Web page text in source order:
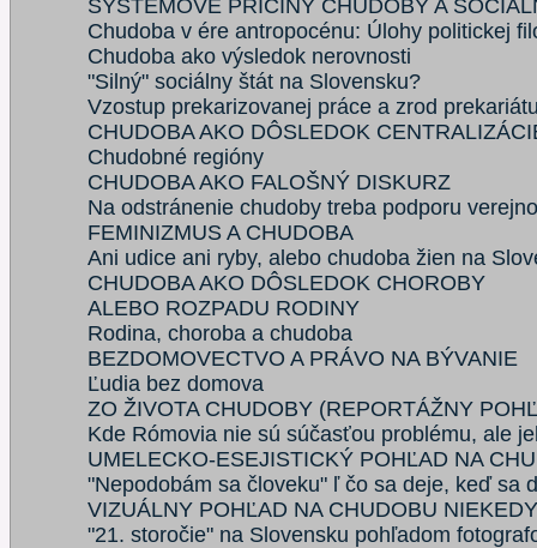
SYSTÉMOVÉ PRÍČINY CHUDOBY A
Chudoba v ére antropocénu: Úlohy politickej
Chudoba ako výsledok nerovnosti
"Silný" sociálny štát na Slovensku?
Vzostup prekarizovanej práce a zrod
CHUDOBA AKO DÔSLEDOK
Chudobné regióny
CHUDOBA AKO FALOŠNÝ DISKURZ
Na odstránenie chudoby treba podporu
FEMINIZMUS A CHUDOBA
Ani udice ani ryby, alebo chudoba žien na
CHUDOBA AKO DÔSLEDOK CHOROBY
ALEBO ROZPADU RODINY
Rodina, choroba a chudoba
BEZDOMOVECTVO A PRÁVO NA BÝVANIE
Ľudia bez domova
ZO ŽIVOTA CHUDOBY (REPORTÁŽNY
Kde Rómovia nie sú súčasťou problému, ale
UMELECKO-ESEJISTICKÝ POHĽAD NA
"Nepodobám sa človeku" ľ čo sa deje, keď sa
VIZUÁLNY POHĽAD NA CHUDOBU
"21. storočie" na Slovensku pohľadom